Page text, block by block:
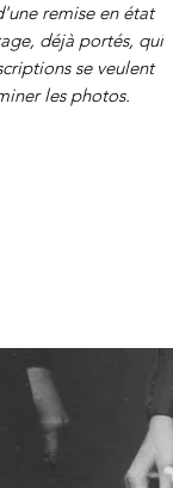
remise en état
déjà portés, qui
se veulent
les photos.